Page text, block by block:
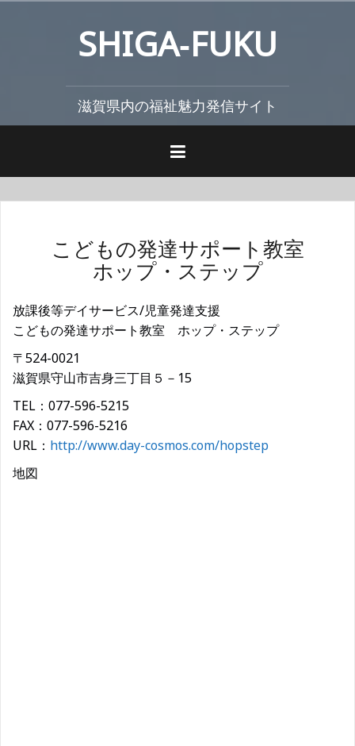
ス
SHIGA‐FUKU
滋賀県内の福祉魅力発信サイト
こどもの発達サポート教室
ホップ・ステップ
放課後等デイサービス/児童発達支援
こどもの発達サポート教室 ホップ・ステップ
〒524-0021
滋賀県守山市吉身三丁目５－15
TEL：077-596-5215
FAX：077-596-5216
URL： http://www.day-cosmos.com/hopstep
地図